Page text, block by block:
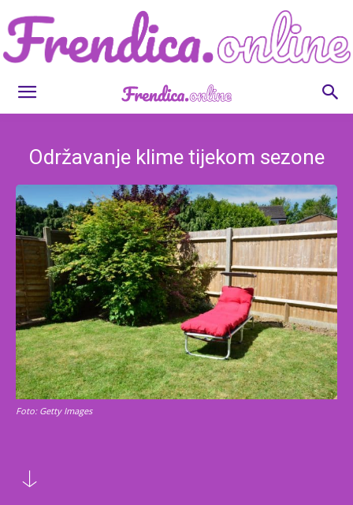
Frendica.online
Održavanje klime tijekom sezone
Foto: Getty Images